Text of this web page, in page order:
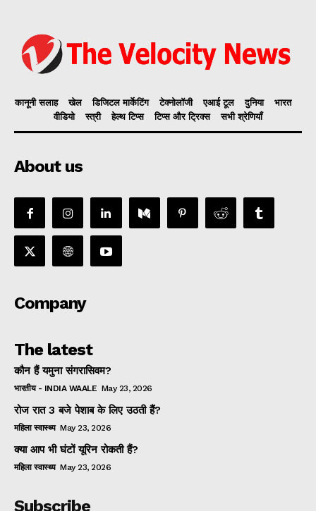
कानूनी सलाह खेल डिजिटल मार्केटिंग टेक्नोलॉजी एआई टूल दुनिया
भारत
वीडियो
स्त्री हेल्थ टिप्स टिप्स और ट्रिक्स सभी श्रेणियाँ
About us
Company
The latest
कौन हैं यमुना संगरासिवम?
भारतीय - INDIA WAALE May 23, 2026
रोज रात 3 बजे पेशाब के लिए उठती हैं?
महिला स्वास्थ्य May 23, 2026
क्या आप भी घंटों यूरिन रोकती हैं?
महिला स्वास्थ्य May 23, 2026
Subscribe